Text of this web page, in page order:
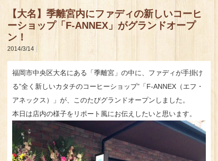
【大名】季離宮内にファディの新しいコーヒ
ーショップ「F-ANNEX」がグランドオープ
ン！
2014/3/14
福岡市中央区大名にある「季離宮」の中に、ファディが手掛け
る”全く新しいカタチのコーヒーショップ”「F-ANNEX（エフ・
アネックス）」が、このたびグランドオープンしました。
本日は店内の様子をリポート風にお伝えしたいと思います。